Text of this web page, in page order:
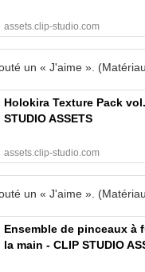
assets.clip-studio.com
un « J'aime ».
Holokira Texture Pack
STUDIO ASSETS
assets.clip-studio.com
un « J'aime ».
Ensemble de pinceaux à
la main - CLIP STUDIO